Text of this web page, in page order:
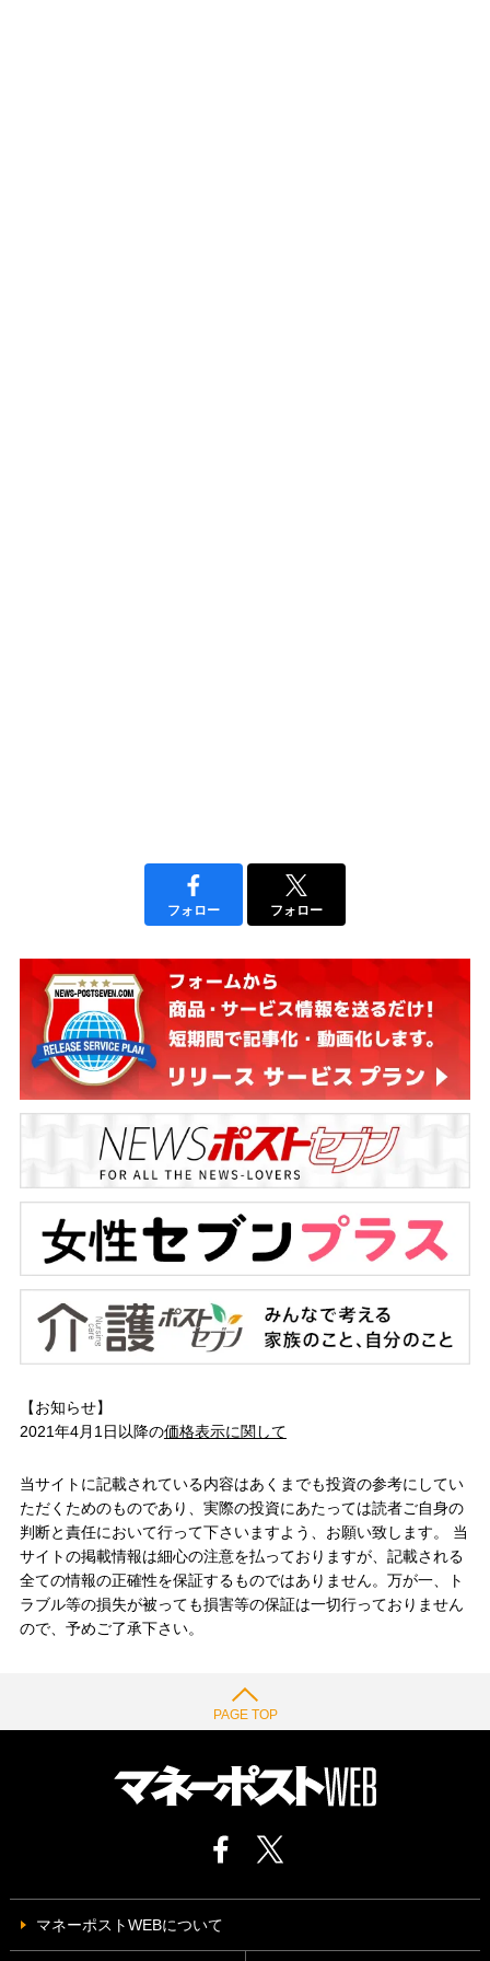
フォロー フォロー
【お知らせ】
2021年4月1日以降の価格表示に関して
当サイトに記載されている内容はあくまでも投資の参考にしてい
ただくためのものであり、実際の投資にあたっては読者ご自身の
判断と責任において行って下さいますよう、お願い致します。 当
サイトの掲載情報は細心の注意を払っておりますが、記載される
全ての情報の正確性を保証するものではありません。万が一、ト
ラブル等の損失が被っても損害等の保証は一切行っておりません
ので、予めご了承下さい。
PAGE TOP
マネーポストWEBについて